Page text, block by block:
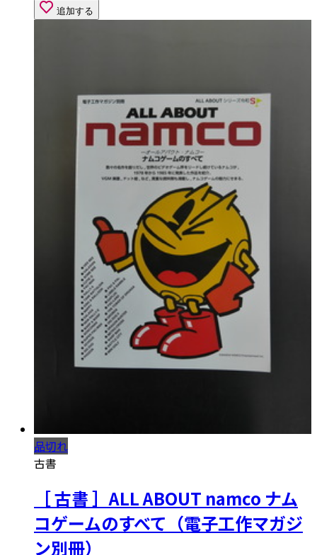
追加する
品切れ
古書
［ 古書 ］ALL ABOUT namco ナム
コゲームのすべて（電子工作マガジ
ン別冊）